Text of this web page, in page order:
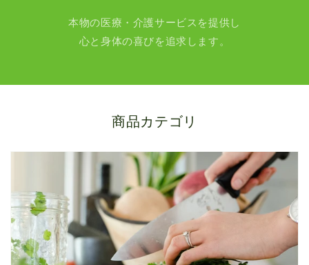
本物の医療・介護サービスを提供し
心と身体の喜びを追求します。
商品カテゴリ